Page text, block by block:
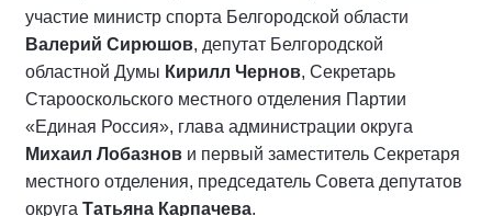
участие министр спорта Белгородской области
Валерий Сирюшов, депутат Белгородской
областной Думы Кирилл Чернов, Секретарь
Старооскольского местного отделения Партии
«Единая Россия», глава администрации округа
Михаил Лобазнов и первый заместитель Секретаря
местного отделения, председатель Совета депутатов
округа Татьяна Карпачева.